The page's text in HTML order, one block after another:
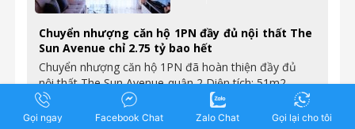
Chuyển nhượng căn hộ 1PN đầy đủ nội thất The
Sun Avenue chỉ 2.75 tỷ bao hết
Chuyển nhượng căn hộ 1PN đã hoàn thiện đầy đủ
nội thất The Sun Avenue-quận 2 Diện tích: 51m2
Pháp…
Gọi ngay Facebook Chat Zalo Chat Gọi lại cho tôi